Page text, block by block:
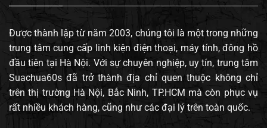
Được thành lập từ năm 2003, chúng tôi là một trong những
trung tâm cung cấp linh kiện điện thoại, máy tính, đông hồ
đầu tiên tại Hà Nội. Với sự chuyên nghiệp, uy tín, trung tâm
Suachua60s đã trở thành địa chỉ quen thuộc không chỉ
trên thị trường Hà Nội, Bắc Ninh, TP.HCM mà còn phục vụ
rất nhiều khách hàng, cũng như các đại lý trên toàn quốc.